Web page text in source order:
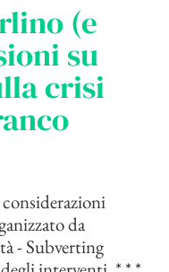
(e
su
crisi
da
- Subverting